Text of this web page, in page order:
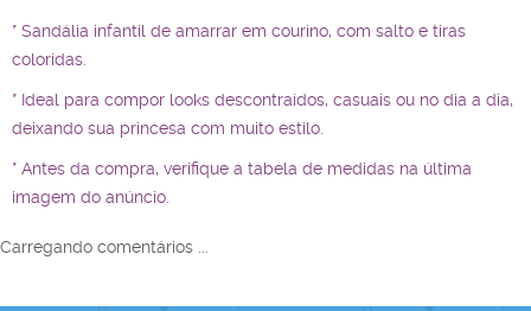
* Sandália infantil de amarrar em courino, com salto e tiras
coloridas.
* Ideal para compor looks descontraídos, casuais ou no dia a dia,
deixando sua princesa com muito estilo.
* Antes da compra, verifique a tabela de medidas na última
imagem do anúncio.
Carregando comentários ...